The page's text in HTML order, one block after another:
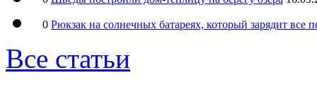
0 Рюкзак на солнечных батареях, который зарядит все
Все статьи